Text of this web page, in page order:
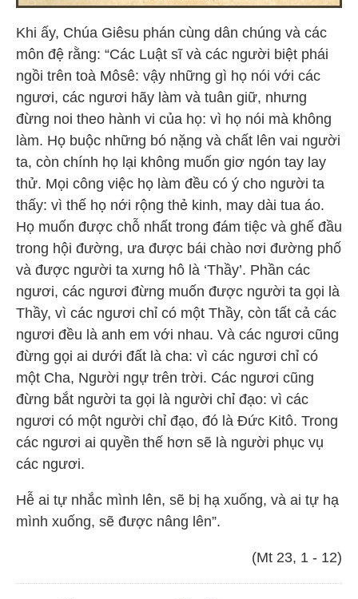
Khi ấy, Chúa Giêsu phán cùng dân chúng và các
môn đệ rằng: “Các Luật sĩ và các người biệt phái
ngồi trên toà Môsê: vậy những gì họ nói với các
ngươi, các ngươi hãy làm và tuân giữ, nhưng
đừng noi theo hành vi của họ: vì họ nói mà không
làm. Họ buộc những bó nặng và chất lên vai người
ta, còn chính họ lại không muốn giơ ngón tay lay
thử. Mọi công việc họ làm đều có ý cho người ta
thấy: vì thế họ nới rộng thẻ kinh, may dài tua áo.
Họ muốn được chỗ nhất trong đám tiệc và ghế đầu
trong hội đường, ưa được bái chào nơi đường phố
và được người ta xưng hô là ‘Thầy’. Phần các
ngươi, các ngươi đừng muốn được người ta gọi là
Thầy, vì các ngươi chỉ có một Thầy, còn tất cả các
ngươi đều là anh em với nhau. Và các ngươi cũng
đừng gọi ai dưới đất là cha: vì các ngươi chỉ có
một Cha, Người ngự trên trời. Các ngươi cũng
đừng bắt người ta gọi là người chỉ đạo: vì các
ngươi có một người chỉ đạo, đó là Đức Kitô. Trong
các ngươi ai quyền thế hơn sẽ là người phục vụ
các ngươi.
Hễ ai tự nhắc mình lên, sẽ bị hạ xuống, và ai tự hạ
mình xuống, sẽ được nâng lên”.
(Mt 23, 1 - 12)